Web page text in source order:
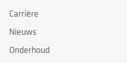
Carrière
Nieuws
Onderhoud